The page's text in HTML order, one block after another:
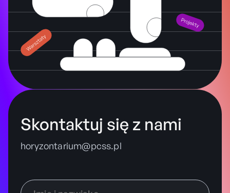
Skontaktuj się z nami
horyzontarium@pcss.pl